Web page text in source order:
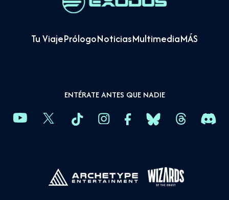
Tu ViajePrólogoNoticiasMultimediaMÁS
ENTÉRATE ANTES QUE NADIE